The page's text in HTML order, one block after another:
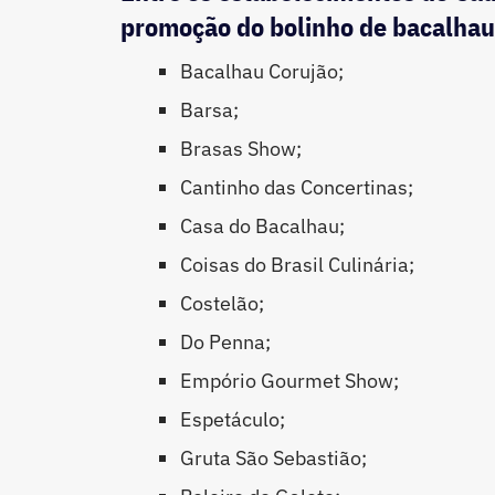
promoção do bolinho de
Bacalhau Corujão;
Barsa;
Brasas Show;
Cantinho das Concertinas;
Casa do Bacalhau;
Coisas do Brasil Culinária;
Costelão;
Do Penna;
Empório Gourmet Show;
Espetáculo;
Gruta São Sebastião;